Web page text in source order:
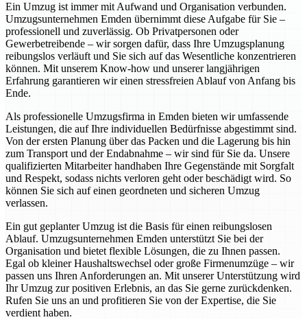
Ein Umzug ist immer mit Aufwand und Organisation verbunden.
Umzugsunternehmen Emden übernimmt diese Aufgabe für Sie –
professionell und zuverlässig. Ob Privatpersonen oder
Gewerbetreibende – wir sorgen dafür, dass Ihre Umzugsplanung
reibungslos verläuft und Sie sich auf das Wesentliche konzentrieren
können. Mit unserem Know-how und unserer langjährigen
Erfahrung garantieren wir einen stressfreien Ablauf von Anfang bis
Ende.
Als professionelle Umzugsfirma in Emden bieten wir umfassende
Leistungen, die auf Ihre individuellen Bedürfnisse abgestimmt sind.
Von der ersten Planung über das Packen und die Lagerung bis hin
zum Transport und der Endabnahme – wir sind für Sie da. Unsere
qualifizierten Mitarbeiter handhaben Ihre Gegenstände mit Sorgfalt
und Respekt, sodass nichts verloren geht oder beschädigt wird. So
können Sie sich auf einen geordneten und sicheren Umzug
verlassen.
Ein gut geplanter Umzug ist die Basis für einen reibungslosen
Ablauf. Umzugsunternehmen Emden unterstützt Sie bei der
Organisation und bietet flexible Lösungen, die zu Ihnen passen.
Egal ob kleiner Haushaltswechsel oder große Firmenumzüge – wir
passen uns Ihren Anforderungen an. Mit unserer Unterstützung wird
Ihr Umzug zur positiven Erlebnis, an das Sie gerne zurückdenken.
Rufen Sie uns an und profitieren Sie von der Expertise, die Sie
verdient haben.